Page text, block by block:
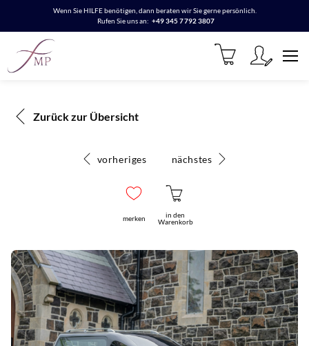
Wenn Sie HILFE benötigen, dann beraten wir Sie gerne persönlich.
Rufen Sie uns an: +49 345 7792 3807
Zurück zur Übersicht
vorheriges nächstes
merken
in den
Warenkorb